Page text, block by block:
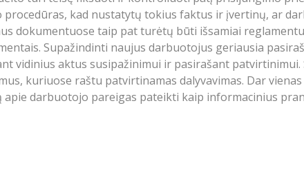
kad nustatytų tokius faktus ir įvertinų, ar
dokumentuose taip pat turėtų būti išsamiai
Supažindinti naujus darbuotojus geriausia
vidinius aktus susipažinimui ir pasirašant patvirtinimui.
kuriuose raštu patvirtinamas dalyvavimas. Dar
darbuotojo pareigas pateikti kaip informacinius